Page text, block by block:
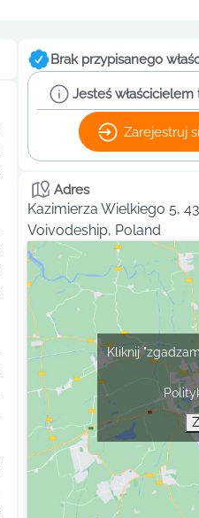
Brak przypisanego
Jesteś
Zarejestruj
Adres
Kazimierza Wielkiego 5,
Voivodeship, Poland
Kliknij